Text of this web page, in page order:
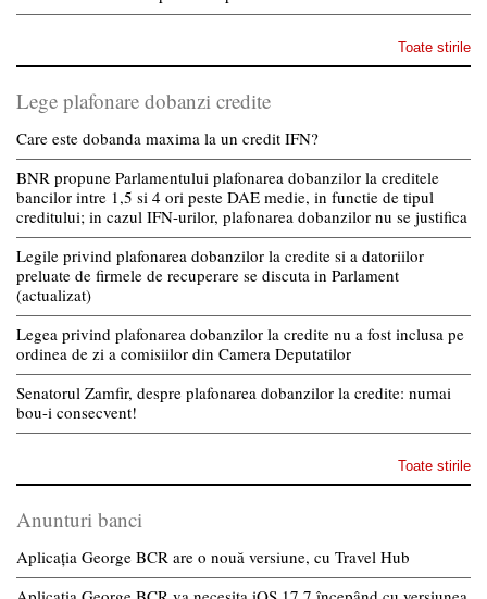
Toate stirile
Lege plafonare dobanzi credite
Care este dobanda maxima la un credit IFN?
BNR propune Parlamentului plafonarea dobanzilor la creditele
bancilor intre 1,5 si 4 ori peste DAE medie, in functie de tipul
creditului; in cazul IFN-urilor, plafonarea dobanzilor nu se justifica
Legile privind plafonarea dobanzilor la credite si a datoriilor
preluate de firmele de recuperare se discuta in Parlament
(actualizat)
Legea privind plafonarea dobanzilor la credite nu a fost inclusa pe
ordinea de zi a comisiilor din Camera Deputatilor
Senatorul Zamfir, despre plafonarea dobanzilor la credite: numai
bou-i consecvent!
Toate stirile
Anunturi banci
Aplicația George BCR are o nouă versiune, cu Travel Hub